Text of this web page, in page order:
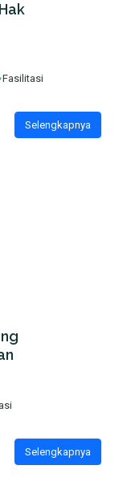
Fasilitasi
Selengkapnya
Selengkapnya